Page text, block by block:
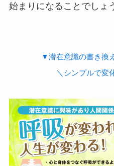
始まりになることでしょ
▼潜在意識の書き換
＼シンプルで変